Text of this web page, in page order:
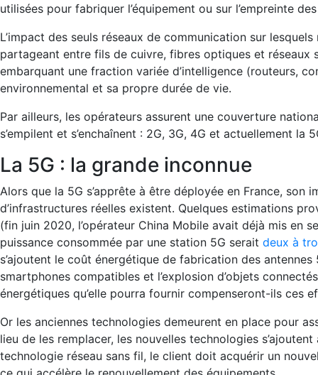
utilisées pour fabriquer l’équipement ou sur l’empreinte
L’impact des seuls réseaux de communication sur
partageant entre fils de cuivre, fibres optiques et réseaux
embarquant une fraction variée d’intelligence (routeurs,
environnemental et sa propre durée de vie.
Par ailleurs, les opérateurs assurent une couverture
s’empilent et s’enchaînent : 2G, 3G, 4G et actuellement
La 5G : la grande inconnue
Alors que la 5G s’apprête à être déployée en France,
d’infrastructures réelles existent. Quelques estimations
(fin juin 2020, l’opérateur China Mobile avait déjà mis en
puissance consommée par une station 5G serait deux à
s’ajoutent le coût énergétique de fabrication des
smartphones compatibles et l’explosion d’objets
énergétiques qu’elle pourra fournir compenseront-ils ces
Or les anciennes technologies demeurent en place pour
lieu de les remplacer, les nouvelles technologies
technologie réseau sans fil, le client doit acquérir un